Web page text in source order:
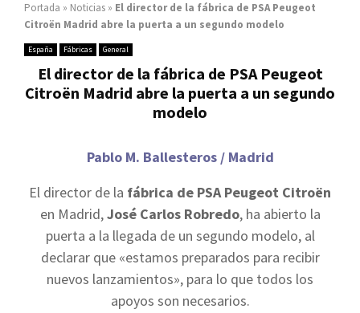
Portada » Noticias » El director de la fábrica de PSA Peugeot
Citroën Madrid abre la puerta a un segundo modelo
España Fábricas General
El director de la fábrica de PSA Peugeot
Citroën Madrid abre la puerta a un segundo
modelo
Pablo M. Ballesteros / Madrid
El director de la fábrica de PSA Peugeot Citroën
en Madrid,José Carlos Robredo, ha abierto la
puerta a la llegada de un segundo modelo, al
declarar que «estamos preparados para recibir
nuevos lanzamientos», para lo que todos los
apoyos son necesarios.